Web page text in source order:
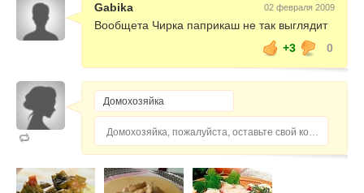
Gabika 02 февраля 2009
Вообщета Чирка паприкаш не так выглядит
+3
0
Домохозяйка, пожалуйста, оставьте свой комментарий...